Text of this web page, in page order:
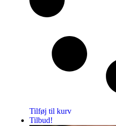
Tilføj til kurv
Tilbud!